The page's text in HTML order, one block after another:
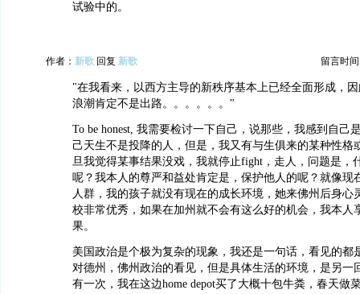
试验中的。
作者： 新歌 回复 新歌 留言时间
"在我看来，以西方主导的新秩序基本上已经全面形成，
浪潮肯定不是出路。。。。。。"
To be honest, 我需要检讨一下自己，说那些，我感到自己
己天生不是投降的人，但是，我又有与生俱来的某种性格
旦我觉得某事结果没戏，我就停止fight，走人，问题是，
呢？我本人的尊严和益处肯定是，保护他人的呢？就像现
人群，我的孩子就没有现在的成长环境，她来佛州后身心
校非常优秀，如果在加州就不会有这么好的机会，我本人
果。
美国政治是个极为复杂的现象，我还是一句话，看见的都
对德州，佛州政治的看见，但是具体生活的环境，是另一
有一次，我在这边home depot买了大概十包牛粪，春天做